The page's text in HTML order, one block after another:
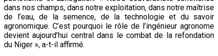
dans nos champs, dans notre exploitation, dans notre maîtrise
de l’eau, de la semence, de la technologie et du savoir
agronomique. C’est pourquoi le rôle de l’ingénieur agronome
devient aujourd’hui central dans le combat de la refondation
du Niger », a-t-il affirmé.